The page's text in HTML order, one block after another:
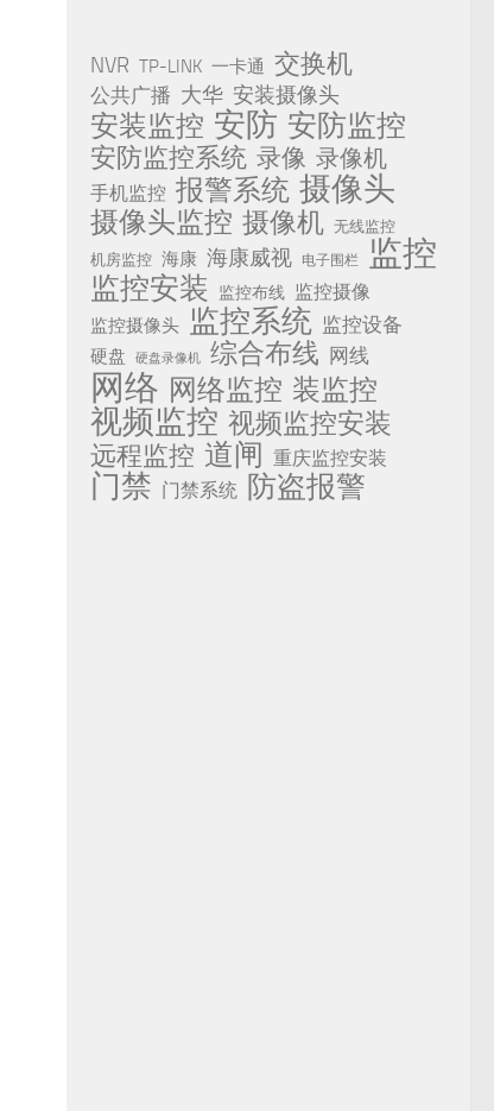
NVR TP-LINK 一卡通 交换机
公共广播 大华 安装摄像头
安装监控 安防 安防监控
安防监控系统 录像 录像机
手机监控 报警系统 摄像头
摄像头监控 摄像机 无线监控
机房监控 海康 海康威视 电子围栏 监控
监控安装 监控布线 监控摄像
监控摄像头 监控系统 监控设备
硬盘 硬盘录像机 综合布线 网线
网络 网络监控 装监控
视频监控 视频监控安装
远程监控 道闸 重庆监控安装
门禁 门禁系统 防盗报警